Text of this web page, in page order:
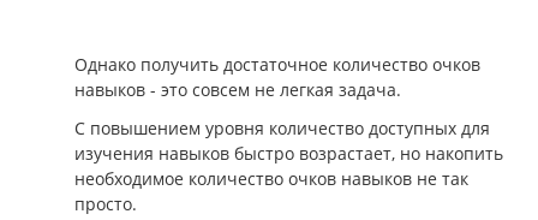
Однако получить достаточное количество очков
навыков - это совсем не легкая задача.
С повышением уровня количество доступных для
изучения навыков быстро возрастает, но накопить
необходимое количество очков навыков не так
просто.